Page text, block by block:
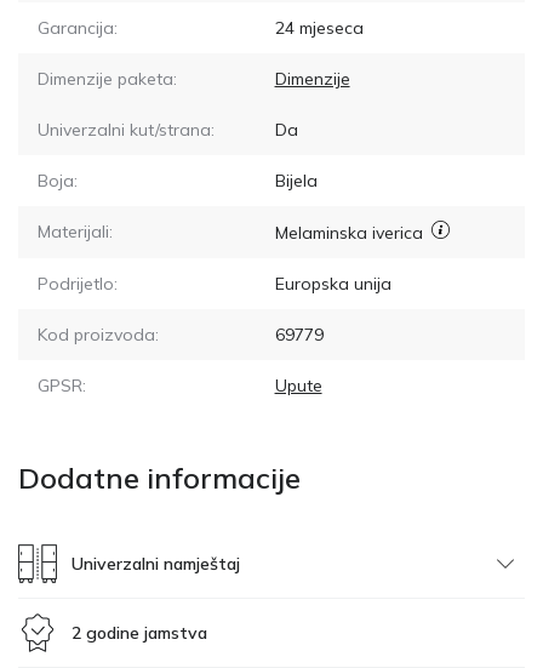
Garancija: 24 mjeseca
Dimenzije paketa: Dimenzije
Univerzalni kut/strana: Da
Boja: Bijela
Materijali: Melaminska iverica
Podrijetlo: Europska unija
Kod proizvoda: 69779
GPSR: Upute
Dodatne informacije
Univerzalni namještaj
2 godine jamstva